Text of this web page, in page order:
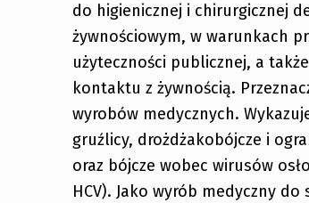
do higienicznej i chirurgicznej
żywnościowym, w warunkach
użyteczności publicznej, a
kontaktu z żywnością.
wyrobów medycznych.
gruźlicy, drożdżakobójcze i
oraz bójcze wobec wirusów
HCV). Jako wyrób medyczny